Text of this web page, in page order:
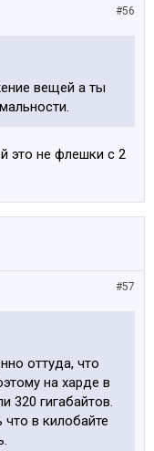
#56
вещей а ты
это не флешки с 2
#57
оттуда, что
на харде в
320 гигабайтов.
что в килобайте